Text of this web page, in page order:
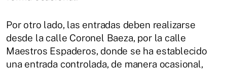
Por otro lado, las entradas deben realizarse
desde la calle Coronel Baeza, por la calle
Maestros Espaderos, donde se ha establecido
una entrada controlada, de manera ocasional,